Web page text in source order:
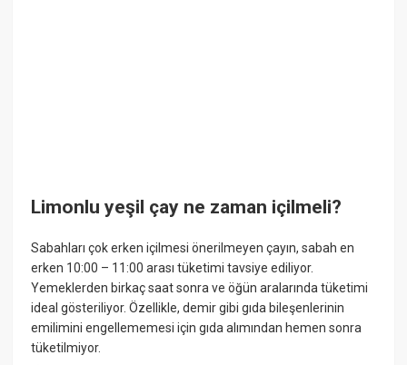
Limonlu yeşil çay ne zaman içilmeli?
Sabahları çok erken içilmesi önerilmeyen çayın, sabah en
erken 10:00 – 11:00 arası tüketimi tavsiye ediliyor.
Yemeklerden birkaç saat sonra ve öğün aralarında tüketimi
ideal gösteriliyor. Özellikle, demir gibi gıda bileşenlerinin
emilimini engellememesi için gıda alımından hemen sonra
tüketilmiyor.